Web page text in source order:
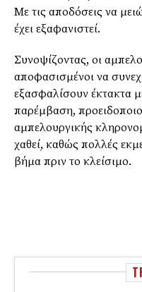
Με τις αποδόσεις να
έχει εξαφανιστεί.
Συνοψίζοντας, οι
αποφασισμένοι να
εξασφαλίσουν έκτακτα
παρέμβαση,
αμπελουργικής
χαθεί, καθώς πολλές
βήμα πριν το κλείσιμο.